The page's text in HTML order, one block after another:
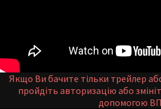
Якщо Ви бачите тільки трейлер
пройдіть авторизацію або
допомогою